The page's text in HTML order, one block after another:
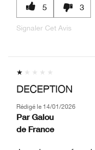
5 3
Signaler Cet Avis
DECEPTION
Rédigé le 14/01/2026
Par Galou
de France